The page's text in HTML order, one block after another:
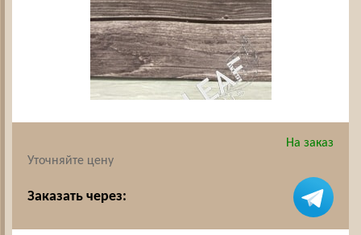
На заказ
Уточняйте цену
Заказать через: